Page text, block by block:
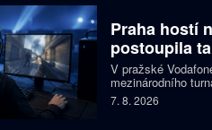
Praha hostí
postoupila
V pražské
mezinárodního
prize poolu 11 tisíc
Česká eSuba si už
7. 8. 2026